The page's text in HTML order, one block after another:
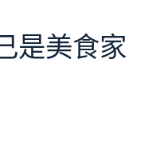
是美食家